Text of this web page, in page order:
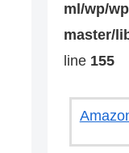
ml/wp/
master/
line 155